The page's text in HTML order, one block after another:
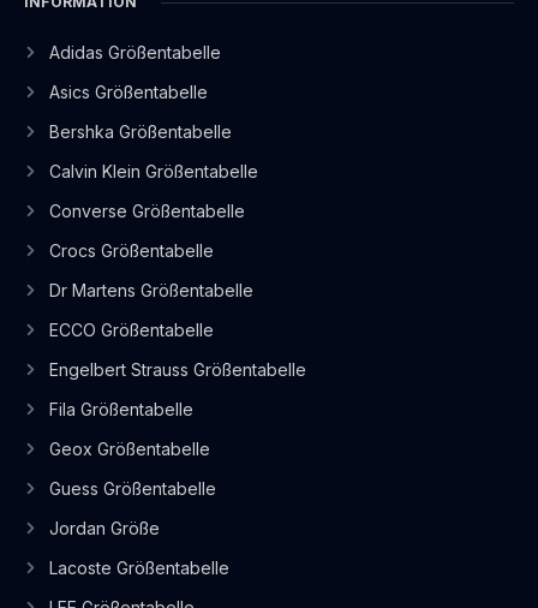
Adidas Größentabelle
Asics Größentabelle
Bershka Größentabelle
Calvin Klein Größentabelle
Converse Größentabelle
Crocs Größentabelle
Dr Martens Größentabelle
ECCO Größentabelle
Engelbert Strauss Größentabelle
Fila Größentabelle
Geox Größentabelle
Guess Größentabelle
Jordan Größe
Lacoste Größentabelle